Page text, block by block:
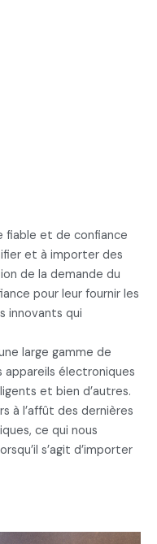
fiable et de confiance
et à importer des
de la demande du
pour leur fournir les
innovants qui
large gamme de
électroniques
et bien d’autres.
à l’affût des dernières
ce qui nous
s’agit d’importer